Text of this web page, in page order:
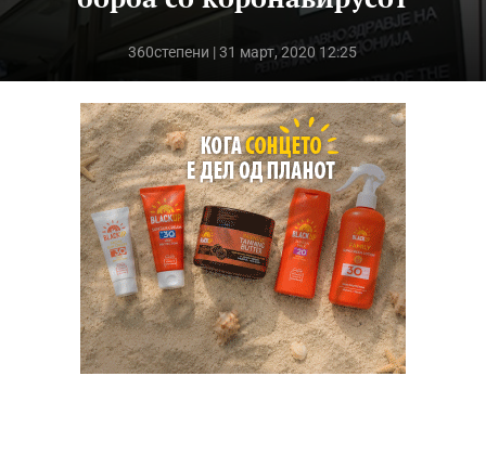
360степени | 31 март, 2020 12:25